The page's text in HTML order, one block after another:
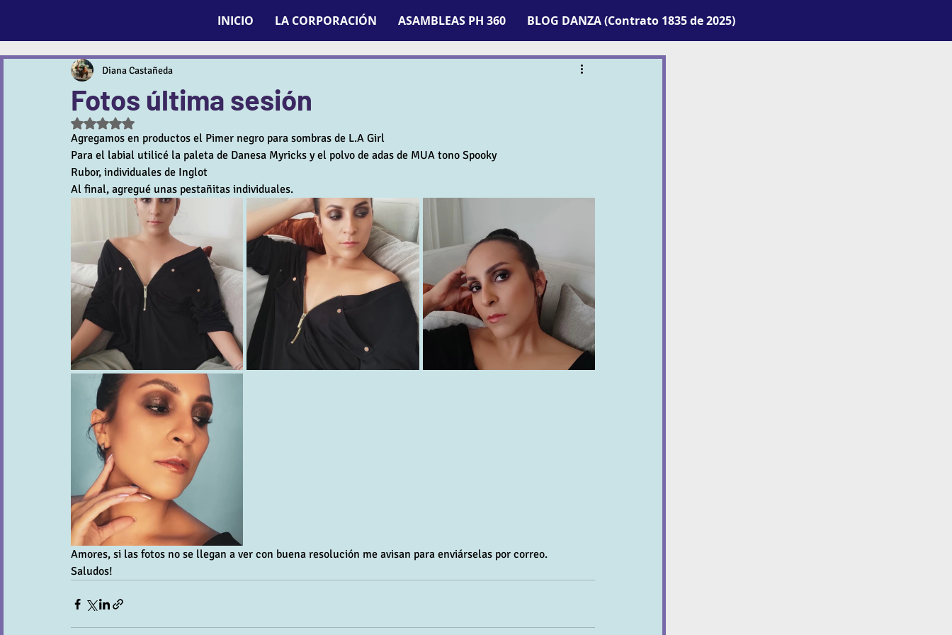
INICIO LA CORPORACIÓN ASAMBLEAS PH 360 BLOG DANZA (Contrato 1835 de 2025)
Fotos última sesión
Diana Castañeda
Obtuvo NaN de 5 estrellas.
Agregamos en productos el Pimer negro para sombras de L.A Girl
Para el labial utilicé la paleta de Danesa Myricks y el polvo de adas de MUA tono Spooky
Rubor, individuales de Inglot
Al final, agregué unas pestañitas individuales.
Amores, si las fotos no se llegan a ver con buena resolución me avisan para enviárselas por correo.
Saludos!